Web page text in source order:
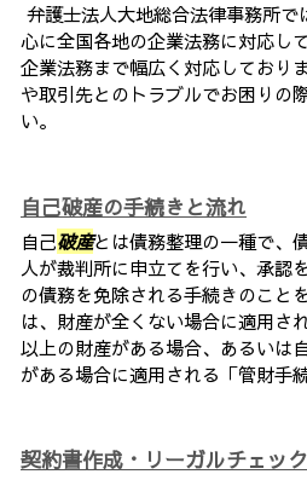
弁護士法人大地総合法律事務所で
心に全国各地の企業法務に対応し
企業法務まで幅広く対応しており
や取引先とのトラブルでお困りの
い。
自己破産の手続きと流れ
自己破産とは債務整理の一種で、
人が裁判所に申立てを行い、承認
の債務を免除される手続きのこと
は、財産が全くない場合に適用さ
以上の財産がある場合、あるいは
がある場合に適用される「管財手
契約書作成・リーガルチェック